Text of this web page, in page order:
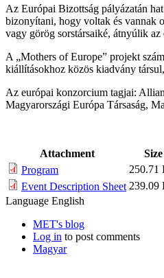
Az Európai Bizottság pályázatán
bizonyítani, hogy voltak és vannak
vagy görög sorstársaiké, átnyúlik
A „Mothers of Europe” projekt
kiállításokhoz közös kiadvány
Az európai konzorcium tagjai:
Magyarországi Európa Társaság,
Attachment
Size
Program
250.71
Event Description Sheet 239.09
Language English
MET's blog
Log in to post comments
Magyar